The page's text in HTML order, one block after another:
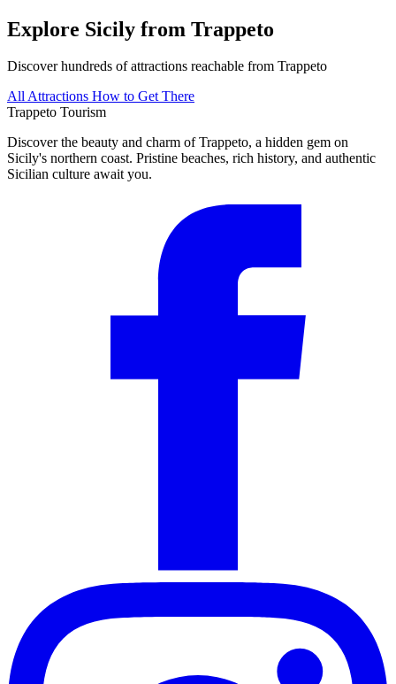
Explore Sicily from Trappeto
Discover hundreds of attractions reachable from Trappeto
All Attractions How to Get There
Trappeto Tourism
Discover the beauty and charm of Trappeto, a hidden gem on
Sicily's northern coast. Pristine beaches, rich history, and authentic
Sicilian culture await you.